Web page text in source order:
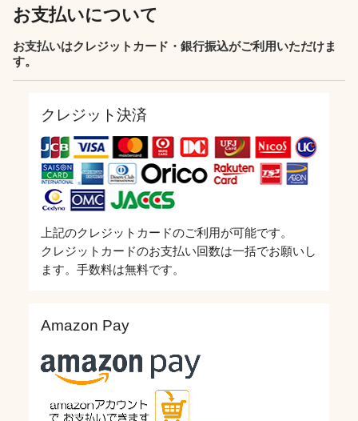
お支払いについて
お支払いはクレジットカード・銀行振込がご利用いただけま
す。
クレジット決済
上記のクレジットカードのご利用が可能です。
クレジットカードのお支払い回数は一括でお願いし
ます。手数料は無料です。
Amazon Pay